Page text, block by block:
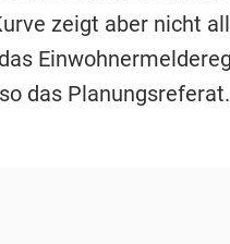
zeigt aber nicht
das Planungsreferat.